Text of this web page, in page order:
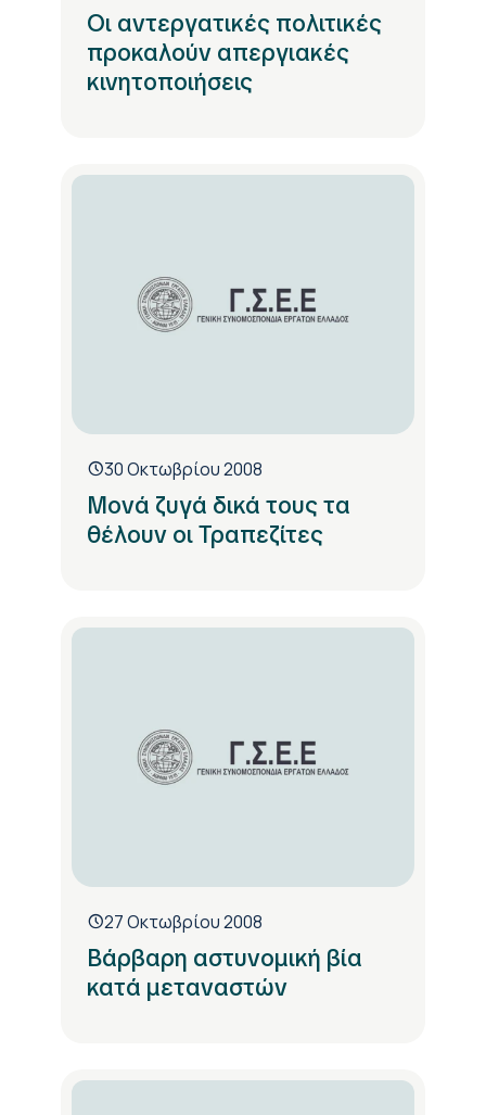
Οι αντεργατικές πολιτικές
προκαλούν απεργιακές
κινητοποιήσεις
30 Οκτωβρίου 2008
Μονά ζυγά δικά τους τα
θέλουν οι Τραπεζίτες
27 Οκτωβρίου 2008
Βάρβαρη αστυνομική βία
κατά μεταναστών